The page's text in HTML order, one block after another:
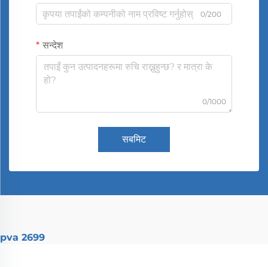
0/200
सन्देश
0/1000
सबमिट
pva 2699